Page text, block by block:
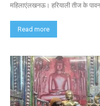
महिलाएंलखनऊ। हरियाली तीज के पावन
Read more